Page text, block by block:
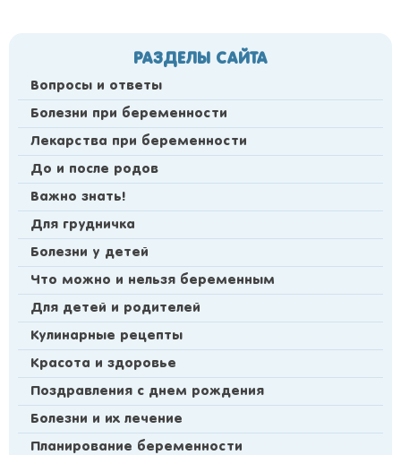
РАЗДЕЛЫ САЙТА
Вопросы и ответы
Болезни при беременности
Лекарства при беременности
До и после родов
Важно знать!
Для грудничка
Болезни у детей
Что можно и нельзя беременным
Для детей и родителей
Кулинарные рецепты
Красота и здоровье
Поздравления с днем рождения
Болезни и их лечение
Планирование беременности